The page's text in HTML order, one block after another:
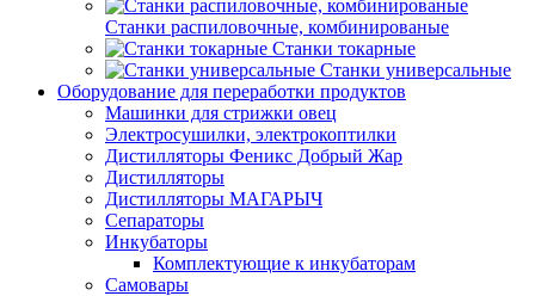
Станки распиловочные, комбинированые
Станки токарные
Станки универсальные
Оборудование для переработки продуктов
Машинки для стрижки овец
Электросушилки, электрокоптилки
Дистилляторы Феникс Добрый Жар
Дистилляторы
Дистилляторы МАГАРЫЧ
Сепараторы
Инкубаторы
Комплектующие к инкубаторам
Самовары